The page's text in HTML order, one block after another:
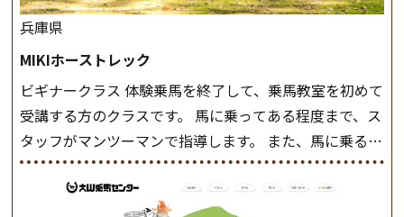
兵庫県
MIKIホーストレック
ビギナークラス 体験乗馬を終了して、乗馬教室を初めて
受講する方のクラスです。 馬に乗ってある程度まで、ス
タッフがマンツーマンで指導します。 また、馬に乗るだ
けでなく、馬の手入れや馬装（鞍などを装着する） も
このクラスで把握し、「馬に触れること」にも慣れてい